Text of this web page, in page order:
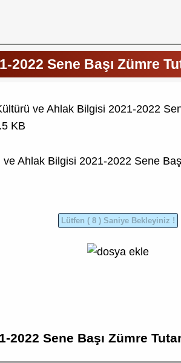
Sene Başı Zümre
ve Ahlak Bilgisi 2021-2022
KB
ve Ahlak Bilgisi 2021-2022 Sene
Sene Başı Zümre